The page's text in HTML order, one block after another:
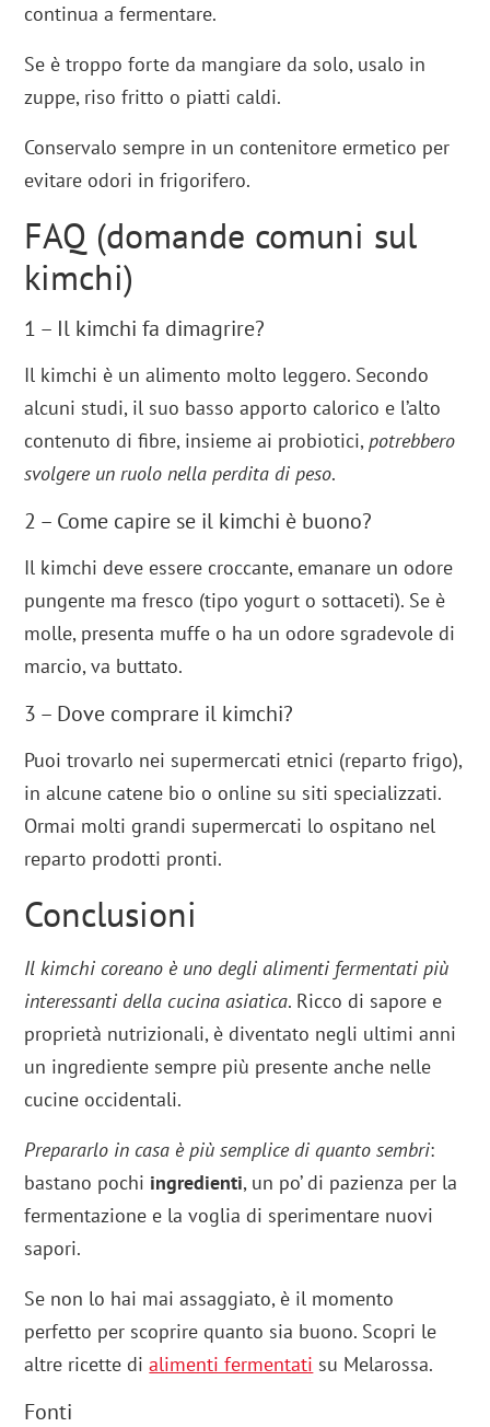
continua a fermentare.
Se è troppo forte da mangiare da solo, usalo in
zuppe, riso fritto o piatti caldi.
Conservalo sempre in un contenitore ermetico per
evitare odori in frigorifero.
FAQ (domande comuni sul
kimchi)
1 – Il kimchi fa dimagrire?
Il kimchi è un alimento molto leggero. Secondo
alcuni studi, il suo basso apporto calorico e l’alto
contenuto di fibre, insieme ai probiotici,potrebbero
svolgere un ruolo nella perdita di peso.
2 – Come capire se il kimchi è buono?
Il kimchi deve essere croccante, emanare un odore
pungente ma fresco (tipo yogurt o sottaceti). Se è
molle, presenta muffe o ha un odore sgradevole di
marcio, va buttato.
3 – Dove comprare il kimchi?
Puoi trovarlo nei supermercati etnici (reparto frigo),
in alcune catene bio o online su siti specializzati.
Ormai molti grandi supermercati lo ospitano nel
reparto prodotti pronti.
Conclusioni
Il kimchi coreano è uno degli alimenti fermentati più
interessanti della cucina asiatica. Ricco di sapore e
proprietà nutrizionali, è diventato negli ultimi anni
un ingrediente sempre più presente anche nelle
cucine occidentali.
Prepararlo in casa è più semplice di quanto sembri:
bastano pochi ingredienti, un po’ di pazienza per la
fermentazione e la voglia di sperimentare nuovi
sapori.
Se non lo hai mai assaggiato, è il momento
perfetto per scoprire quanto sia buono. Scopri le
altre ricette dialimenti fermentati su Melarossa.
Fonti